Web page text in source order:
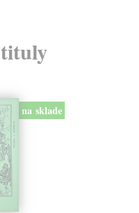
na sklade